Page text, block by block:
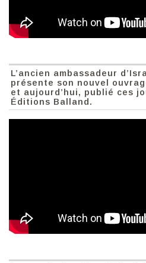
L’ancien ambassadeur
présente son nouvel
et aujourd’hui, publié ces
Éditions Balland.